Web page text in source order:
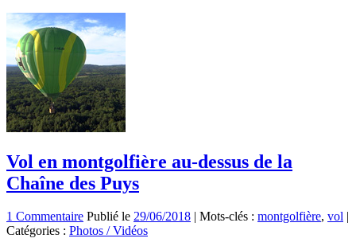
Vol en montgolfière au-dessus de la
Chaîne des Puys
1 Commentaire Publié le 29/06/2018 | Mots-clés : montgolfière, vol |
Catégories : Photos / Vidéos